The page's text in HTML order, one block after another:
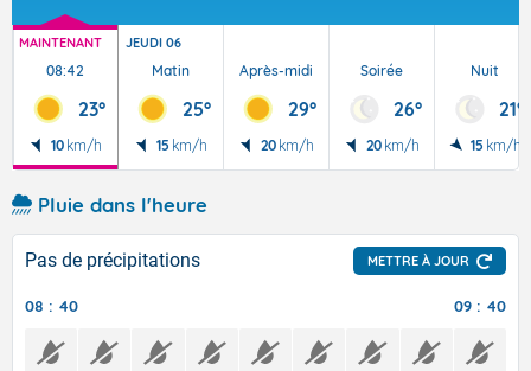
MAINTENANT
08:42
23°
10 km/h
JEUDI 06
Matin
25°
15 km/h
Après-midi
29°
20 km/h
Soirée
26°
20 km/h
Nuit
21°
15 km/h
Pluie dans l'heure
Pas de précipitations METTRE À JOUR
08 : 40 09 : 40